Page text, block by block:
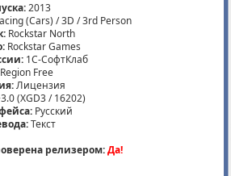
2013
(Cars) / 3D / 3rd Person
Rockstar North
Rockstar Games
1С-СофтКлаб
Free
Лицензия
(XGD3 / 16202)
Русский
Текст
релизером:Да!